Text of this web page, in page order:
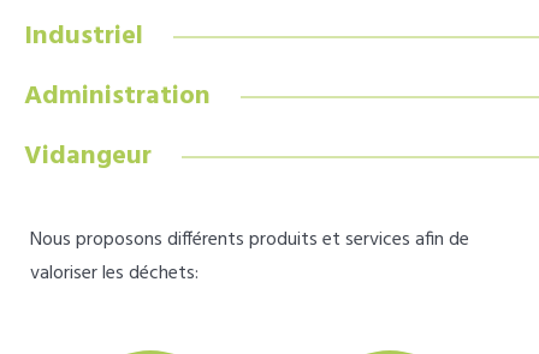
Industriel
Administration
Vidangeur
Nous proposons différents produits et services afin de
valoriser les déchets: